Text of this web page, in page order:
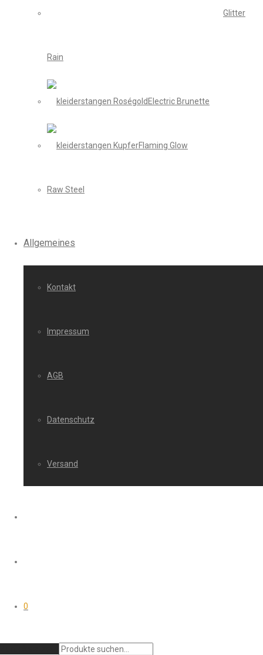
Glitter
Rain
Electric Brunette
Flaming Glow
Raw Steel
Allgemeines
Kontakt
Impressum
AGB
Datenschutz
Versand
0